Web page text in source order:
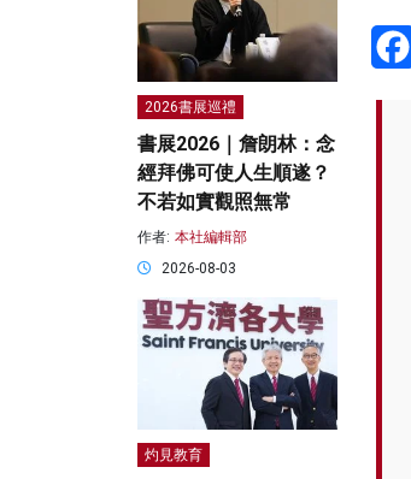
2026書展巡禮
書展2026｜詹朗林：念
經拜佛可使人生順遂？
不若如實觀照無常
作者: 本社編輯部
2026-08-03
灼見教育